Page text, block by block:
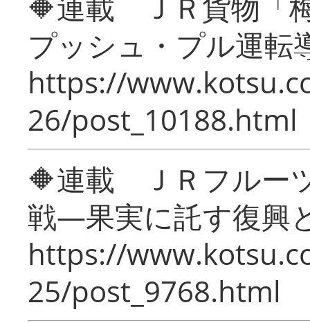
プッシュ・プル運転
https://
26/post_10188.html
🔶連載 ＪＲフルー
戦―果実に託す復興
https://
25/post_9768.html